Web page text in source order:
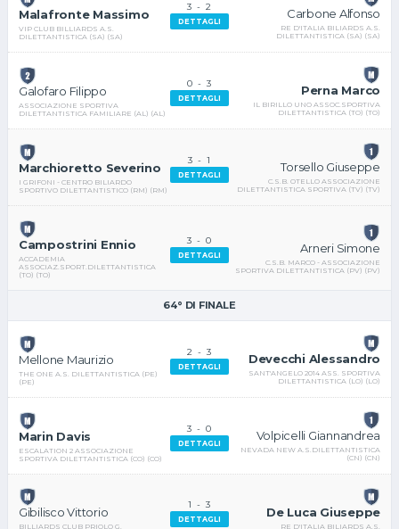
Malafronte Massimo
VIP CLUB BILLIARDS A.S.
DILETTANTISTICA (SA) (SA)
3 -2
DETTAGLI
Carbone Alfonso
RE D'ITALIA BILIARDS A.S.
DILETTANTISTICA (SA) (SA)
Galofaro Filippo
ASSOCIAZIONE SPORTIVA
DILETTANTISTICA FAMILIARE (AL) (AL)
0 -3
DETTAGLI
Perna Marco
IL BIRILLO UNO ASSOC.SPORTIVA
DILETTANTISTICA (TO) (TO)
Marchioretto Severino
I GRIFONI - CENTRO BILIARDO
SPORTIVO DILETTANTISTICO (RM) (RM)
3 -1
DETTAGLI
Torsello Giuseppe
C.S.B. OTELLO ASSOCIAZIONE
DILETTANTISTICA SPORTIVA (TV) (TV)
Campostrini Ennio
ACCADEMIA
ASSOCIAZ.SPORT.DILETTANTISTICA
(TO) (TO)
3 -0
DETTAGLI
Arneri Simone
C.S.B. MARCO - ASSOCIAZIONE
SPORTIVA DILETTANTISTICA (PV) (PV)
64° DI FINALE
Mellone Maurizio
THE ONE A.S. DILETTANTISTICA (PE)
(PE)
2 -3
DETTAGLI
Devecchi Alessandro
SANT'ANGELO 2014 ASS. SPORTIVA
DILETTANTISTICA (LO) (LO)
Marin Davis
ESCALATION 2 ASSOCIAZIONE
SPORTIVA DILETTANTISTICA (CO) (CO)
3 -0
DETTAGLI
Volpicelli Giannandrea
NEVADA NEW A.S.DILETTANTISTICA
(CN) (CN)
Gibilisco Vittorio
BILLIARDS CLUB PRIOLO G.
1 -3
DETTAGLI
De Luca Giuseppe
RE D'ITALIA BILIARDS A.S.